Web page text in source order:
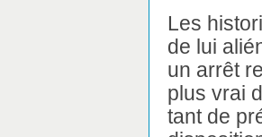
Les
de lui
un arrêt
plus vrai
tant de